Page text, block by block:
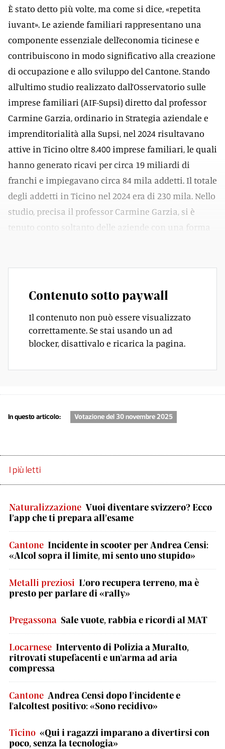
È stato detto più volte, ma come si dice, «repetita
iuvant». Le aziende familiari rappresentano una
componente essenziale dell’economia ticinese e
contribuiscono in modo significativo alla creazione
di occupazione e allo sviluppo del Cantone. Stando
all’ultimo studio realizzato dall’Osservatorio sulle
imprese familiari (AIF-Supsi) diretto dal professor
Carmine Garzia, ordinario in Strategia aziendale e
imprenditorialità alla Supsi, nel 2024 risultavano
attive in Ticino oltre 8.400 imprese familiari, le quali
hanno generato ricavi per circa 19 miliardi di
franchi e impiegavano circa 84 mila addetti. Il totale
degli addetti in Ticino nel 2024 era di 230 mila. Nello
studio, precisa il professor Carmine Garzia, si è
tenuto conto soltanto delle aziende con una forma
Contenuto sotto paywall
Il contenuto non può essere visualizzato
correttamente. Se stai usando un ad
blocker, disattivalo e ricarica la pagina.
In questo articolo: Votazione del 30 novembre 2025
I più letti
Naturalizzazione Vuoi diventare svizzero? Ecco
l’app che ti prepara all’esame
Cantone Incidente in scooter per Andrea Censi:
«Alcol sopra il limite, mi sento uno stupido»
Metalli preziosi L'oro recupera terreno, ma è
presto per parlare di «rally»
Pregassona Sale vuote, rabbia e ricordi al MAT
Locarnese Intervento di Polizia a Muralto,
ritrovati stupefacenti e un'arma ad aria
compressa
Cantone Andrea Censi dopo l’incidente e
l'alcoltest positivo: «Sono recidivo»
Ticino «Qui i ragazzi imparano a divertirsi con
poco, senza la tecnologia»